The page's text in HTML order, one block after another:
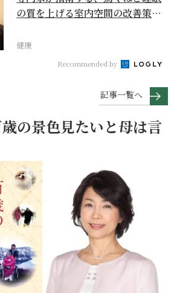
の質を上げる室内空間の改善策と
健康
Recommended by
記事一覧へ
の景色見たいと母は言